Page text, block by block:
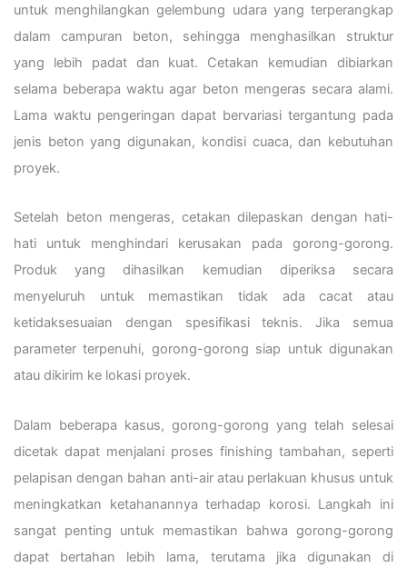
untuk menghilangkan gelembung udara yang terperangkap
dalam campuran beton, sehingga menghasilkan struktur
yang lebih padat dan kuat. Cetakan kemudian dibiarkan
selama beberapa waktu agar beton mengeras secara alami.
Lama waktu pengeringan dapat bervariasi tergantung pada
jenis beton yang digunakan, kondisi cuaca, dan kebutuhan
proyek.
Setelah beton mengeras, cetakan dilepaskan dengan hati-
hati untuk menghindari kerusakan pada gorong-gorong.
Produk yang dihasilkan kemudian diperiksa secara
menyeluruh untuk memastikan tidak ada cacat atau
ketidaksesuaian dengan spesifikasi teknis. Jika semua
parameter terpenuhi, gorong-gorong siap untuk digunakan
atau dikirim ke lokasi proyek.
Dalam beberapa kasus, gorong-gorong yang telah selesai
dicetak dapat menjalani proses finishing tambahan, seperti
pelapisan dengan bahan anti-air atau perlakuan khusus untuk
meningkatkan ketahanannya terhadap korosi. Langkah ini
sangat penting untuk memastikan bahwa gorong-gorong
dapat bertahan lebih lama, terutama jika digunakan di